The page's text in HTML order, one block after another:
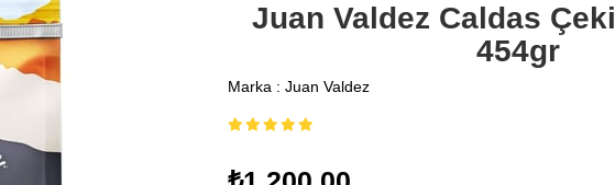
Juan Valdez Caldas
454gr
Marka : Juan Valdez